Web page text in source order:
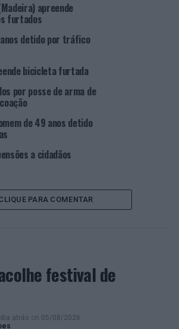
foi presente ao Tribunal Judicial da
tendo-lhe sido aplicada a medida
e Residência.
PSP
Diretor Comercial do
ação de sensibilização sobre
apreende
furtados
anos detido por tráfico
bicicleta furtada
por posse de arma de
de 49 anos detido
a cidadãos
PARA COMENTAR
festival de
atrás on 05/08/2026